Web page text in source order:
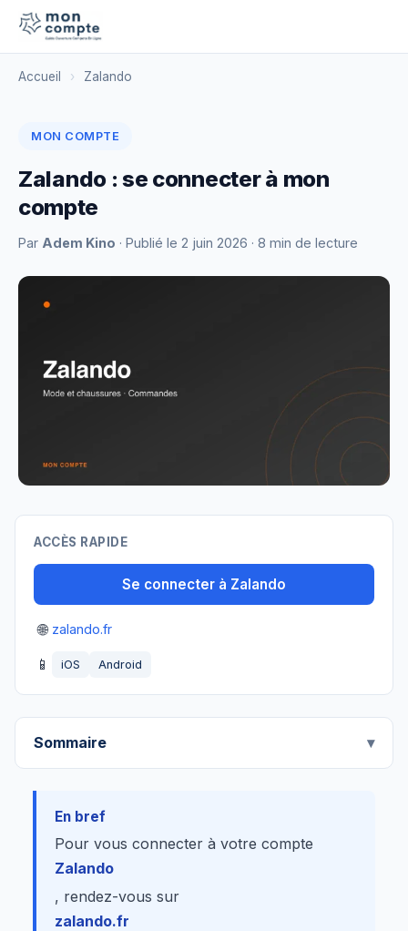
Accueil › Zalando
MON COMPTE
Zalando : se connecter à mon
compte
Par Adem Kino · Publié le 2 juin 2026 · 8 min de lecture
ACCÈS RAPIDE
Se connecter à Zalando
🌐 zalando.fr
📱 iOS Android
Sommaire
En bref
Pour vous connecter à votre compte
Zalando
, rendez-vous sur
zalando.fr